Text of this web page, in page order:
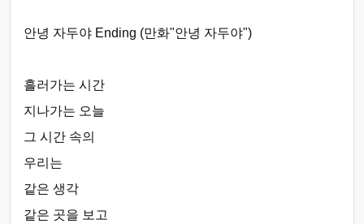
안녕 자두야 Ending (만화"안녕 자두야")
흘러가는 시간
지나가는 오늘
그 시간 속의
우리는
같은 생각
같은 곳을 보고